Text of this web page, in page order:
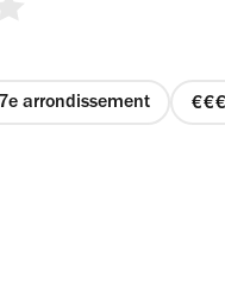
7e arrondissement